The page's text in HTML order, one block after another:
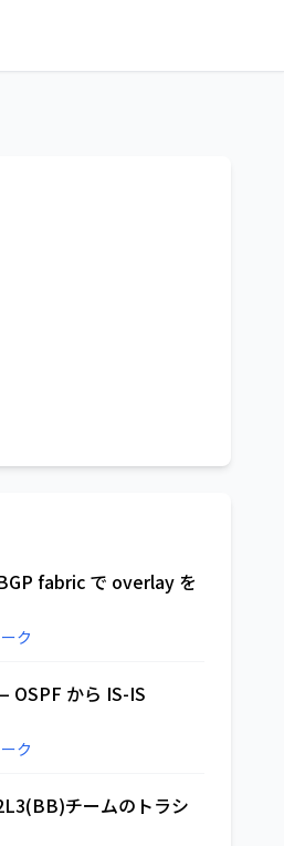
fabric で overlay を
ク
OSPF から IS-IS
ク
チームのトラシ